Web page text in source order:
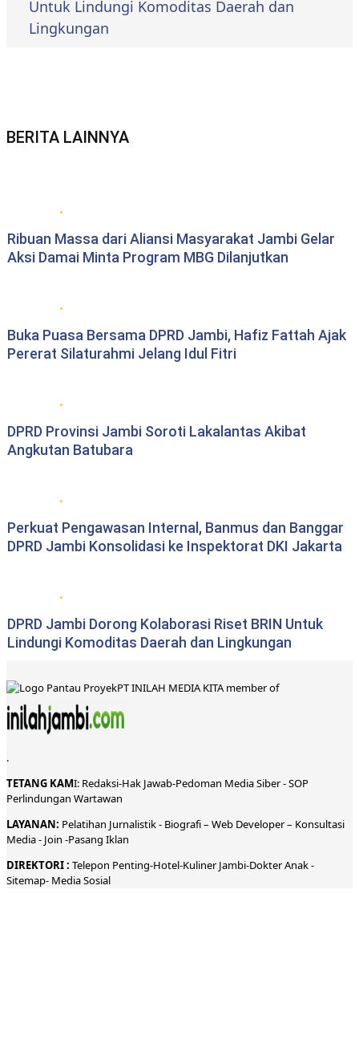
Untuk Lindungi Komoditas Daerah dan
Lingkungan
BERITA LAINNYA
Ribuan Massa dari Aliansi Masyarakat Jambi Gelar
Aksi Damai Minta Program MBG Dilanjutkan
Buka Puasa Bersama DPRD Jambi, Hafiz Fattah Ajak
Pererat Silaturahmi Jelang Idul Fitri
DPRD Provinsi Jambi Soroti Lakalantas Akibat
Angkutan Batubara
Perkuat Pengawasan Internal, Banmus dan Banggar
DPRD Jambi Konsolidasi ke Inspektorat DKI Jakarta
DPRD Jambi Dorong Kolaborasi Riset BRIN Untuk
Lindungi Komoditas Daerah dan Lingkungan
PT INILAH MEDIA KITA member of
.
TETANG KAMI: Redaksi-Hak Jawab-Pedoman Media Siber-SOP
Perlindungan Wartawan
LAYANAN: Pelatihan Jurnalistik - Biografi– Web Developer– Konsultasi
Media- Join -Pasang Iklan
DIREKTORI: Telepon Penting-Hotel-KulinerJambi-DokterAnak -
Sitemap- Media Sosial